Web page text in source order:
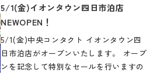
5/1(金)イオンタウン四日市泊店
NEWOPEN！
5/1(金)中央コンタクト イオンタウン四
日市泊店がオープンいたします。 オープ
ンを記念して特別なセールを行いますの